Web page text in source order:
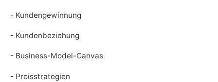
- Kundengewinnung
- Kundenbeziehung
- Business-Model-Canvas
- Preisstrategien